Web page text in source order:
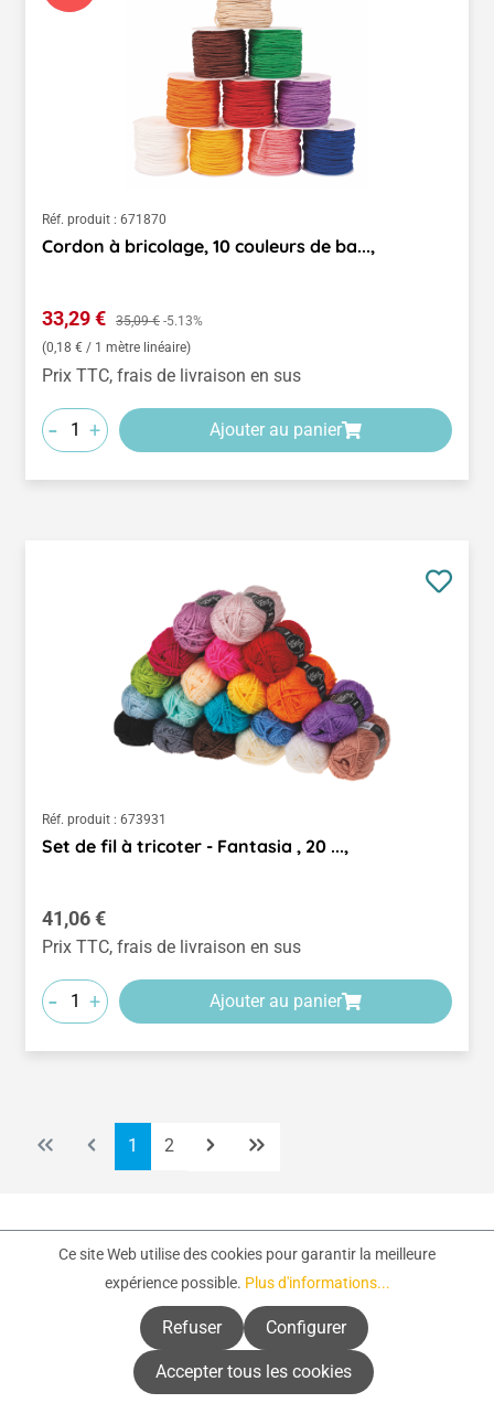
Réf. produit : 671870
Cordon à bricolage, 10 couleurs de ba...,
Prix de vente :
33,29 € Prix régulier :
35,09 € -5.13%
(0,18 € / 1 mètre linéaire)
Prix TTC, frais de livraison en sus
- + Ajouter au panier
Réf. produit : 673931
Set de fil à tricoter - Fantasia , 20 ...,
Prix régulier :
41,06 €
Prix TTC, frais de livraison en sus
- + Ajouter au panier
Page
1 Page
2
Ce site Web utilise des cookies pour garantir la meilleure
expérience possible. Plus d'informations...
Refuser Configurer
Accepter tous les cookies